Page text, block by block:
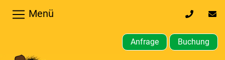
Home
0170
64
610
Menü
Anfrage Buchung